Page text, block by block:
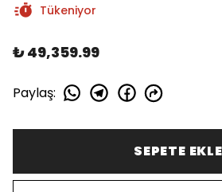
Tükeniyor
₺ 49,359.99
Paylaş:
SEPETE EKLE